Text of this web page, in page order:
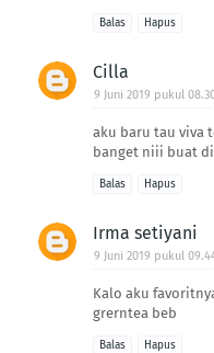
Balas Hapus
Cilla
9 Juni 2019 pukul
aku baru tau viva
banget niii buat
Balas Hapus
Irma setiyani
9 Juni 2019 pukul
Kalo aku
grerntea beb
Balas Hapus